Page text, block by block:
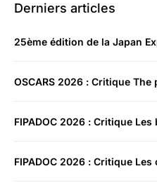
Derniers articles
25ème édition de la Japan
OSCARS 2026 : Critique
FIPADOC 2026 : Critique
FIPADOC 2026 : Critique Les